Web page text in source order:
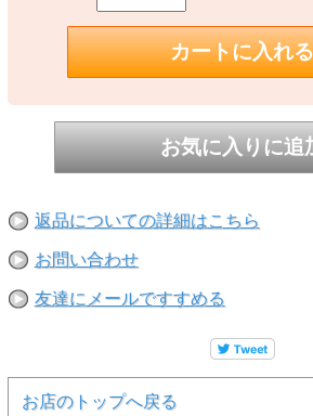
返品についての詳細はこちら
お問い合わせ
友達にメールですすめる
お店のトップへ戻る